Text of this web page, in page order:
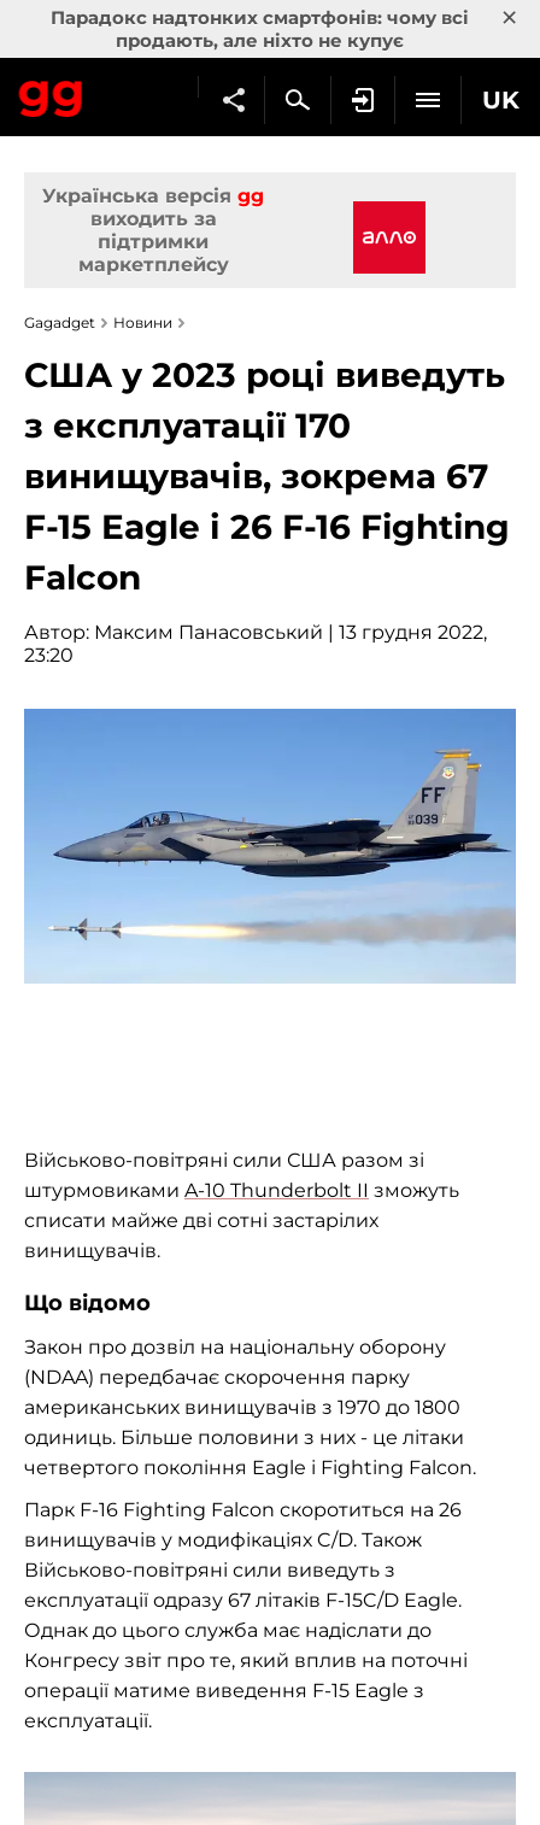
Парадокс надтонких смартфонів: чому всі
продають, але ніхто не купує
×
UK
Українська версія gg
виходить за
підтримки
маркетплейсу
Gagadget Новини
США у 2023 році виведуть
з експлуатації 170
винищувачів, зокрема 67
F-15 Eagle і 26 F-16 Fighting
Falcon
Автор: Максим Панасовський | 13 грудня 2022,
23:20
Військово-повітряні сили США разом зі
штурмовиками A-10 Thunderbolt II зможуть
списати майже дві сотні застарілих
винищувачів.
Що відомо
Закон про дозвіл на національну оборону
(NDAA) передбачає скорочення парку
американських винищувачів з 1970 до 1800
одиниць. Більше половини з них - це літаки
четвертого покоління Eagle і Fighting Falcon.
Парк F-16 Fighting Falcon скоротиться на 26
винищувачів у модифікаціях C/D. Також
Військово-повітряні сили виведуть з
експлуатації одразу 67 літаків F-15C/D Eagle.
Однак до цього служба має надіслати до
Конгресу звіт про те, який вплив на поточні
операції матиме виведення F-15 Eagle з
експлуатації.